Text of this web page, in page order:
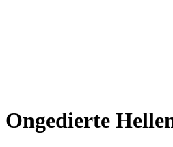
Ongedierte